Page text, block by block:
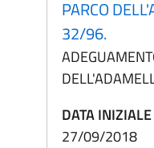
PARCO
32/96.
DATA
27/09/2018